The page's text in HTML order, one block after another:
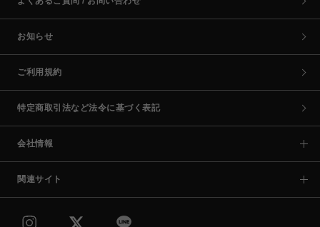
お知らせ
ご利用規約
特定商取引法など法令に基づく表記
会社情報
関連サイト